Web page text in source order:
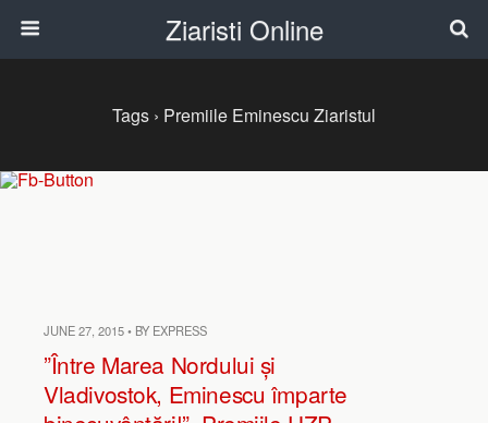
Ziaristi Online
Tags › Premiile Eminescu Ziaristul
JUNE 27, 2015 • BY EXPRESS
”Între Marea Nordului și
Vladivostok, Eminescu împarte